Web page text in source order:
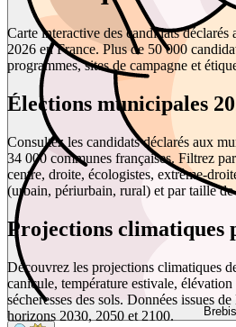
Carte interactive des candidats
2026 en France. Plus de 50 000
programmes, sites de campagne et
Élections municipales
Consultez les candidats déclarés aux
34 000 communes françaises. Filtrez
centre, droite, écologistes, extrême-
(urbain, périurbain, rural) et par taille de
Projections climatiques
Découvrez les projections climatiques
canicule, température estivale,
sécheresses des sols. Données issues
horizons 2030, 2050 et 2100.